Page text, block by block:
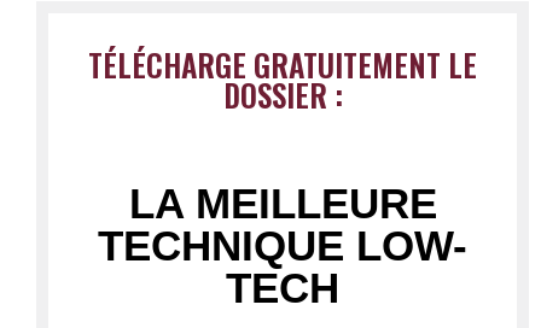
TÉLÉCHARGE GRATUITEMENT LE
DOSSIER :
LA MEILLEURE
TECHNIQUE LOW-
TECH